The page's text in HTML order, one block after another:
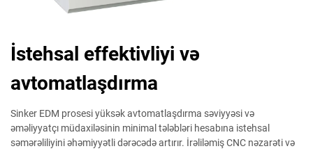
İstehsal effektivliyi və
avtomatlaşdırma
Sinker EDM prosesi yüksək avtomatlaşdırma səviyyəsi və
əməliyyatçı müdaxiləsinin minimal tələbləri hesabına istehsal
səmərəliliyini əhəmiyyətli dərəcədə artırır. İrəliləmiş CNC nəzarəti və